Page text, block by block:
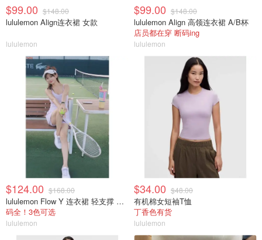
$99.00 $148.00
lululemon Align连衣裙 女款
lululemon
$99.00 $148.00
lululemon Align 高领连衣裙 A/B杯
店员都在穿 断码ing
lululemon
$124.00 $168.00
lululemon Flow Y 连衣裙 轻支撑 B/C杯
码全！3色可选
lululemon
$34.00 $48.00
有机棉女短袖T恤
丁香色有货
lululemon